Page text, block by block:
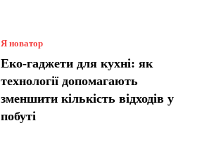
Я новатор
Еко-гаджети для кухні: як
технології допомагають
зменшити кількість відходів у
побуті